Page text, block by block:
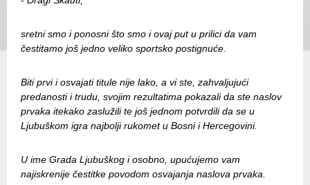
sretni smo i ponosni što smo i ovaj put u prilici da vam
čestitamo još jedno veliko sportsko postignuće.
Biti prvi i osvajati titule nije lako, a vi ste, zahvaljujući
predanosti i trudu, svojim rezultatima pokazali da ste naslov
prvaka itekako zaslužili te još jednom potvrdili da se u
Ljubuškom igra najbolji rukomet u Bosni i Hercegovini.
U ime Grada Ljubuškog i osobno, upućujemo vam
najiskrenije čestitke povodom osvajanja naslova prvaka.